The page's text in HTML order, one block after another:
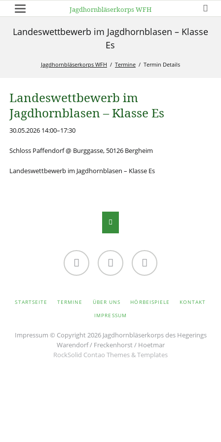
Jagdhornbläserkorps WFH
Landeswettbewerb im Jagdhornblasen – Klasse
Es
Jagdhornbläserkorps WFH Termine Termin Details
Landeswettbewerb im
Jagdhornblasen – Klasse Es
30.05.2026 14:00–17:30
Schloss Paffendorf @ Burggasse, 50126 Bergheim
Landeswettbewerb im Jagdhornblasen – Klasse Es
NAVIGATION
STARTSEITE TERMINE ÜBER UNS HÖRBEISPIELE
KONTAKT
IMPRESSUM
Impressum © Copyright 2026 Jagdhornbläserkorps des Hegerings
Warendorf / Freckenhorst / Hoetmar
RockSolid Contao Themes & Templates